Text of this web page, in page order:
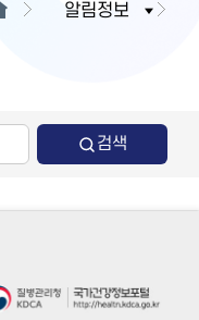
알림정보
검색